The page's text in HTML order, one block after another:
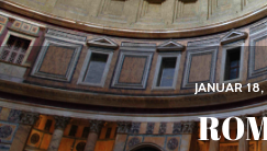
JANUAR